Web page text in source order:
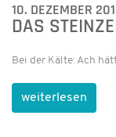
10. DEZEMBER
DAS
Bei der Kälte: Ach
weiterlesen